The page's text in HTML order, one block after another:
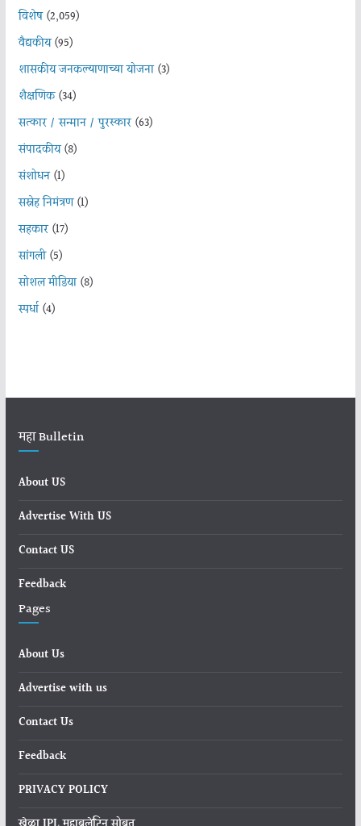
विशेष(2,059)
वैद्यकीय(95)
शासकीय जनकल्याणाच्या योजना(3)
शैक्षणिक(34)
सत्कार / सन्मान / पुरस्कार(63)
संपादकीय(8)
संशोधन(1)
सस्नेह निमंत्रण(1)
सहकार(17)
सांगली(5)
सोशल मीडिया(8)
स्पर्धा(4)
महा Bulletin
About US
Advertise With US
Contact US
Feedback
Pages
About Us
Advertise with us
Contact Us
Feedback
PRIVACY POLICY